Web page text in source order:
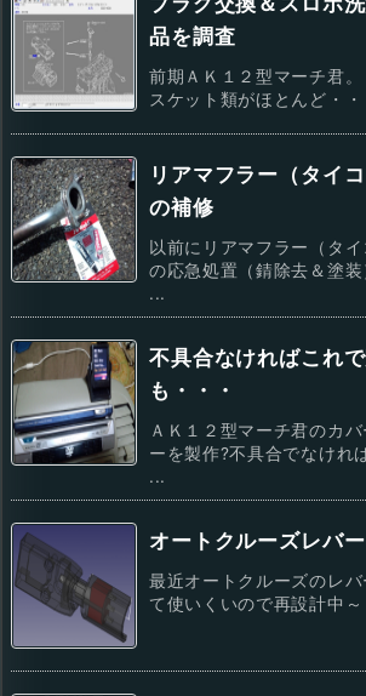
品を調査
前期ＡＫ１２型マーチ君
スケット類がほとんど・
リアマフラー（タイ
の補修
以前にリアマフラー（タ
の応急処置（錆除去＆塗
...
不具合なければこれ
も・・・
ＡＫ１２型マーチ君のカ
ーを製作?不具合でなけれ
...
オートクルーズレバ
最近オートクルーズのレ
て使いくいので再設計中～